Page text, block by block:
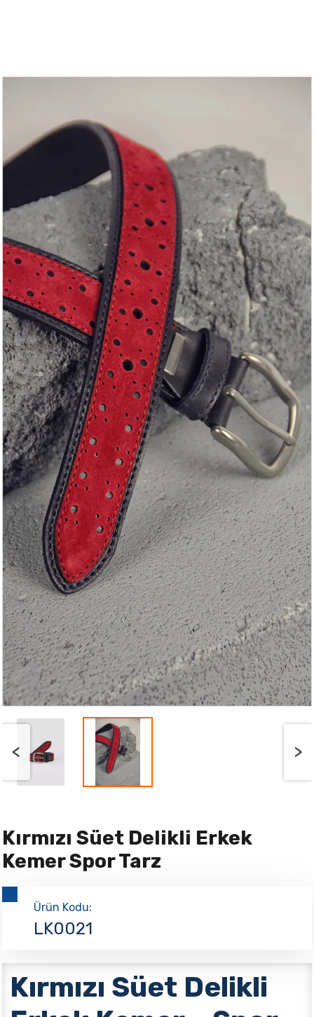
< >
Kırmızı Süet Delikli Erkek
Kemer Spor Tarz
Ürün Kodu:
LK0021
Kırmızı Süet Delikli